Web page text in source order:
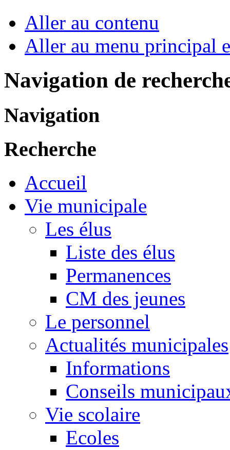
Aller au contenu
Aller au menu principal
Navigation de
Navigation
Recherche
Accueil
Vie municipale
Les élus
Liste des élus
Permanences
CM des jeunes
Le personnel
Actualités municipales
Informations
Conseils
Vie scolaire
Ecoles